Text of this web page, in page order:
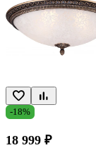
-18%
18 999 ₽